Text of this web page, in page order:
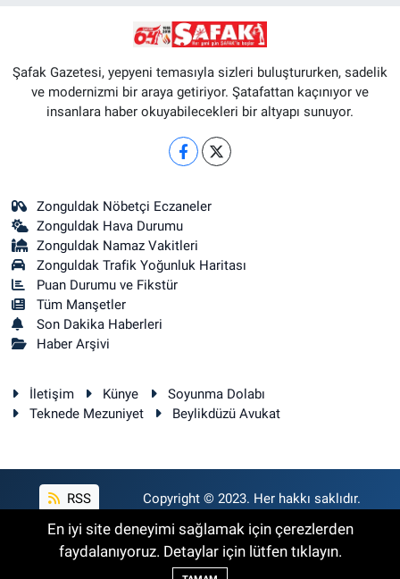
Şafak Gazetesi, yepyeni temasıyla sizleri buluştururken, sadelik
ve modernizmi bir araya getiriyor. Şatafattan kaçınıyor ve
insanlara haber okuyabilecekleri bir altyapı sunuyor.
Zonguldak Nöbetçi Eczaneler
Zonguldak Hava Durumu
Zonguldak Namaz Vakitleri
Zonguldak Trafik Yoğunluk Haritası
Puan Durumu ve Fikstür
Tüm Manşetler
Son Dakika Haberleri
Haber Arşivi
İletişim Künye
Soyunma Dolabı
Teknede Mezuniyet
Beylikdüzü Avukat
RSS Copyright © 2023. Her hakkı saklıdır.
Haber Yazılımı:TE Bilişim
En iyi site deneyimi sağlamak için çerezlerden
faydalanıyoruz. Detaylar için lütfen tıklayın.